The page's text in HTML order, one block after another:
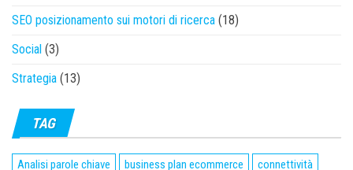
SEO posizionamento sui motori di ricerca (18)
Social (3)
Strategia (13)
TAG
Analisi parole chiave business plan ecommerce
connettività